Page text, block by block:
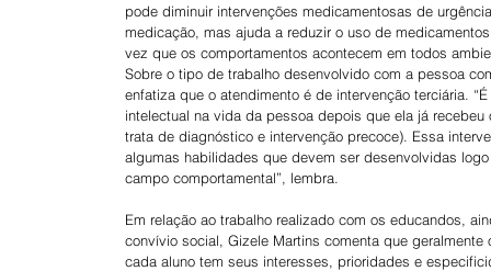
pode diminuir intervenções medicamentosas de
medicação, mas ajuda a reduzir o uso de
vez que os comportamentos acontecem em todos
Sobre o tipo de trabalho desenvolvido com a pessoa
enfatiza que o atendimento é de intervenção terciária.
intelectual na vida da pessoa depois que ela já
trata de diagnóstico e intervenção precoce). Essa
algumas habilidades que devem ser desenvolvidas
campo comportamental”, lembra.
Em relação ao trabalho realizado com os educandos,
convívio social, Gizele Martins comenta que
cada aluno tem seus interesses, prioridades e